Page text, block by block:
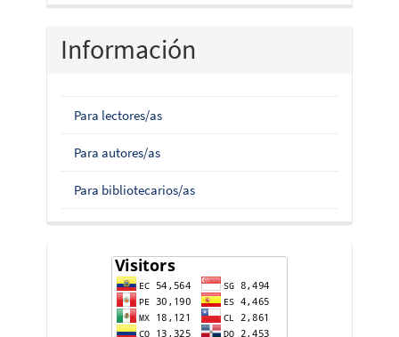
Información
Para lectores/as
Para autores/as
Para bibliotecarios/as
counter